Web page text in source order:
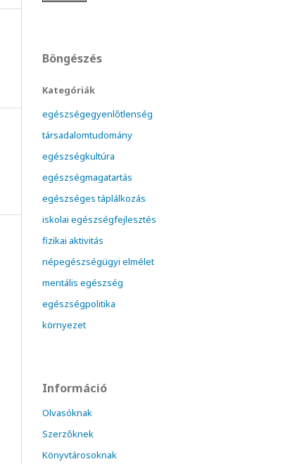
Böngészés
Kategóriák
egészségegyenlőtlenség
társadalomtudomány
egészségkultúra
egészségmagatartás
egészséges táplálkozás
iskolai egészségfejlesztés
fizikai aktivitás
népegészségügyi elmélet
mentális egészség
egészségpolitika
környezet
Információ
Olvasóknak
Szerzőknek
Könyvtárosoknak